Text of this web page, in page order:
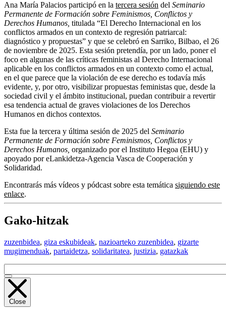
Ana María Palacios participó en la tercera sesión del Seminario
Permanente de Formación sobre Feminismos, Conflictos y
Derechos Humanos, titulada “El Derecho Internacional en los
conflictos armados en un contexto de regresión patriarcal:
diagnóstico y propuestas” y que se celebró en Sarriko, Bilbao, el 26
de noviembre de 2025. Esta sesión pretendía, por un lado, poner el
foco en algunas de las críticas feministas al Derecho Internacional
aplicable en los conflictos armados en un contexto como el actual,
en el que parece que la violación de ese derecho es todavía más
evidente, y, por otro, visibilizar propuestas feministas que, desde la
sociedad civil y el ámbito institucional, puedan contribuir a revertir
esa tendencia actual de graves violaciones de los Derechos
Humanos en dichos contextos.
Esta fue la tercera y última sesión de 2025 del Seminario
Permanente de Formación sobre Feminismos, Conflictos y
Derechos Humanos, organizado por el Instituto Hegoa (EHU) y
apoyado por eLankidetza-Agencia Vasca de Cooperación y
Solidaridad.
Encontrarás más vídeos y pódcast sobre esta temática siguiendo este
enlace.
Gako-hitzak
zuzenbidea, giza eskubideak, nazioarteko zuzenbidea, gizarte
mugimenduak, partaidetza, solidaritatea, justizia, gatazkak
Close